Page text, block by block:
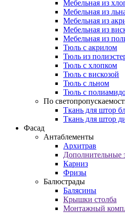
Мебельная из
Мебельная из
Мебельная из
Мебельная из
Мебельная из
Тюль с акрилом
Тюль из
Тюль с хлопком
Тюль с вискозой
Тюль с льном
Тюль с
По
Ткань для штор
Ткань для штор
Фасад
Антаблементы
Архитрав
Дополнительные
Карниз
Фризы
Балюстрады
Балясины
Крышки столба
Монтажный